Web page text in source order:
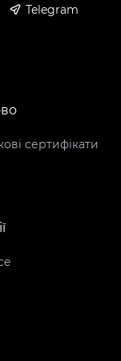
Telegram
сертифікати